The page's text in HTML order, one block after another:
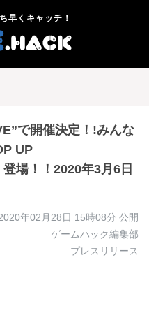
早くキャッチ！
で開催決定！!みんな
UP
場！！2020年3月6日
年02月28日 15時08分 公開
ゲームハック編集部
プレスリリース